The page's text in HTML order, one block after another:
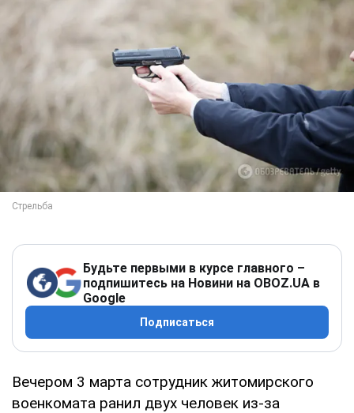
Будьте первыми в курсе главного –
подпишитесь на Новини на OBOZ.UA в
Google
Подписаться
Вечером 3 марта сотрудник житомирского
военкомата ранил двух человек из-за